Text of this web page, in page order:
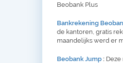
Beobank Plus
Bankrekening
de kantoren, gratis
maandelijks werd er
Beobank Jump :